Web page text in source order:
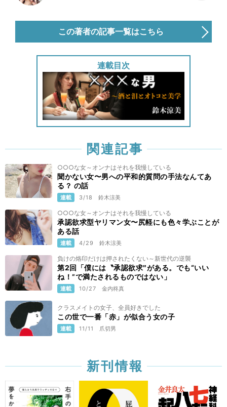
この著者の記事一覧はこちら
連載目次
関連記事
○○○な女～オンナはそれを我慢している
聞かない女〜男への平和的質問の手法なんてあ
る？ の話
連載 3/18 鈴木涼美
○○○な女～オンナはそれを我慢している
承認欲求型ヤリマン女〜尻軽にも色々学ぶことが
ある話
連載 4/29 鈴木涼美
負けの烙印だけは押されたくない～新世代の逆襲
第2回「僕には〝承認欲求″がある。でも“いい
ね！”で満たされるものではない」
連載 10/27 金内柊真
クラスメイトの女子、全員好きでした
この世で一番「赤」が似合う女の子
連載 11/11 爪切男
新刊情報